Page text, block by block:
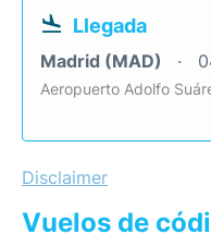
Llegada
Madrid (MAD)
Aeropuerto Adolfo
Disclaimer
Vuelos de